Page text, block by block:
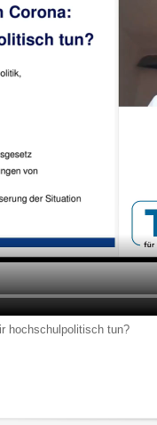
hochschulpolitisch tun?